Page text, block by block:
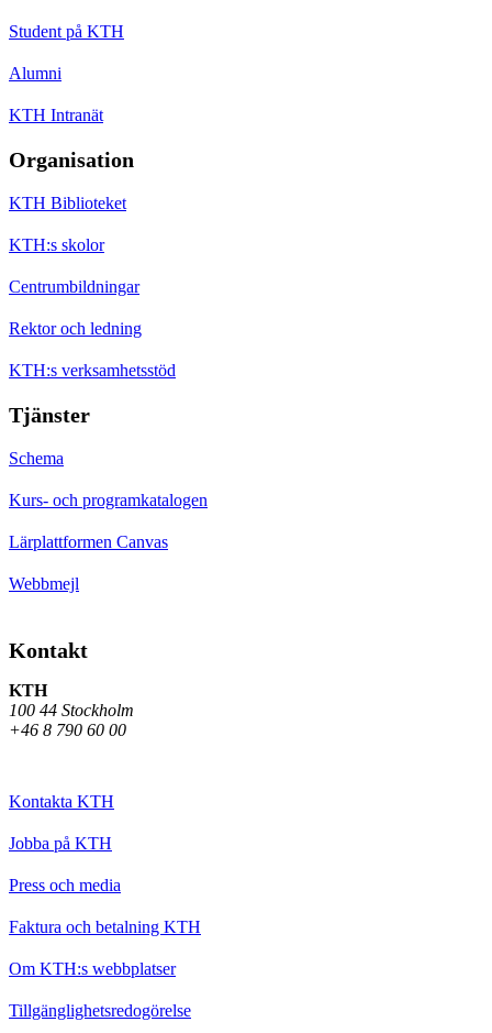
Student på KTH
Alumni
KTH Intranät
Organisation
KTH Biblioteket
KTH:s skolor
Centrumbildningar
Rektor och ledning
KTH:s verksamhetsstöd
Tjänster
Schema
Kurs- och programkatalogen
Lärplattformen Canvas
Webbmejl
Kontakt
KTH
100 44 Stockholm
+46 8 790 60 00
Kontakta KTH
Jobba på KTH
Press och media
Faktura och betalning KTH
Om KTH:s webbplatser
Tillgänglighetsredogörelse